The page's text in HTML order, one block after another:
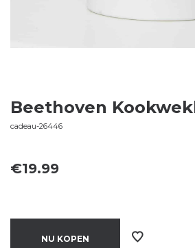
Beethoven
cadeau-26446
€19.99
NU KOPEN